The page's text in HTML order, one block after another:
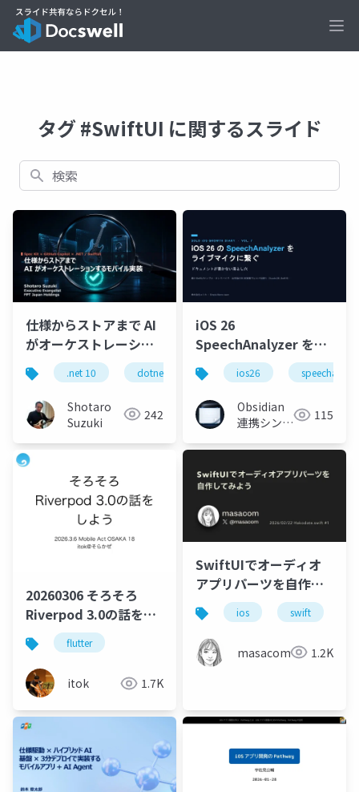
タグ #SwiftUI に関するスライド
検索
仕様からストアまで AI
がオーケストレーショ
ンするモバイル実装
.net 10 dotnet github copilot c
Shotaro
Suzuki
242
iOS 26
SpeechAnalyzer をラ
イブマイクに繋ぐ最小
実装 — ドキュメントが
書かない落とし穴
ios26
Obsidian
連携シンプ
115
20260306 そろそろ
Riverpod 3.0の話をし
よう
flutter
itok 1.7K
SwiftUIでオーディオ
アプリパーツを自作し
てみよう
ios swift
masacom 1.2K